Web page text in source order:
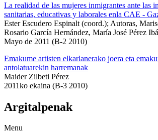
La realidad de las mujeres inmigrantes ante las
sanitarias, educativas y laborales enla CAE -
Ester Escudero Espinalt (coord.); Autoras,
Rosario García Hernández, María José Pérez
Mayo de 2011 (B-2 2010)
Emakume artisten elkarlanerako joera eta
antolatuarekin harremanak
Maider Zilbeti Pérez
2011ko ekaina (B-3 2010)
Argitalpenak
Menu